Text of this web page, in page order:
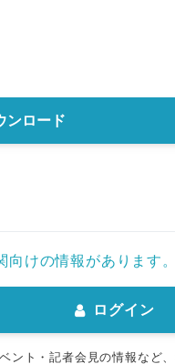
ンロード
けの情報があります。
ログイン
ント・記者会見の情報など